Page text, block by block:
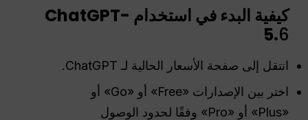
كيفية البدء في استخدام ChatGPT-
5.6
انتقل إلى صفحة الأسعار الحالية لـ ChatGPT.
اختر بين الإصدارات «Free» أو «Go» أو
«Plus» أو «Pro» وفقًا لحدود الوصول